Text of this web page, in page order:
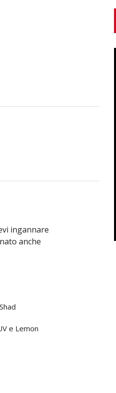
ingannare
anche
e Lemon